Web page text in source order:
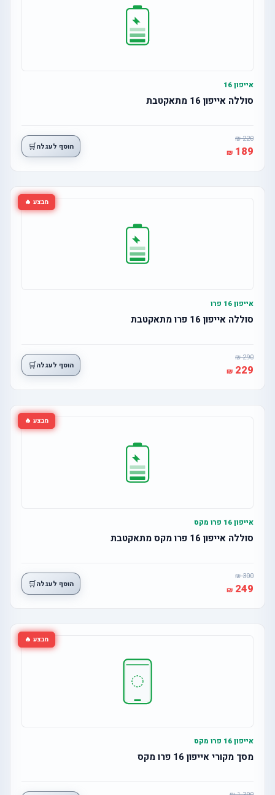
אייפון 16
סוללה אייפון 16 מתאקטבת
220
189 הוסף לעגלה🛒
מבצע 🔥
אייפון 16 פרו
סוללה אייפון 16 פרו מתאקטבת
290
229 הוסף לעגלה🛒
מבצע 🔥
אייפון 16 פרו מקס
סוללה אייפון 16 פרו מקס מתאקטבת
300
249 הוסף לעגלה🛒
מבצע 🔥
אייפון 16 פרו מקס
מסך מקורי אייפון 16 פרו מקס